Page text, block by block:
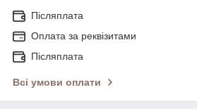
Післяплата
Оплата за реквізитами
Післяплата
Всі умови оплати